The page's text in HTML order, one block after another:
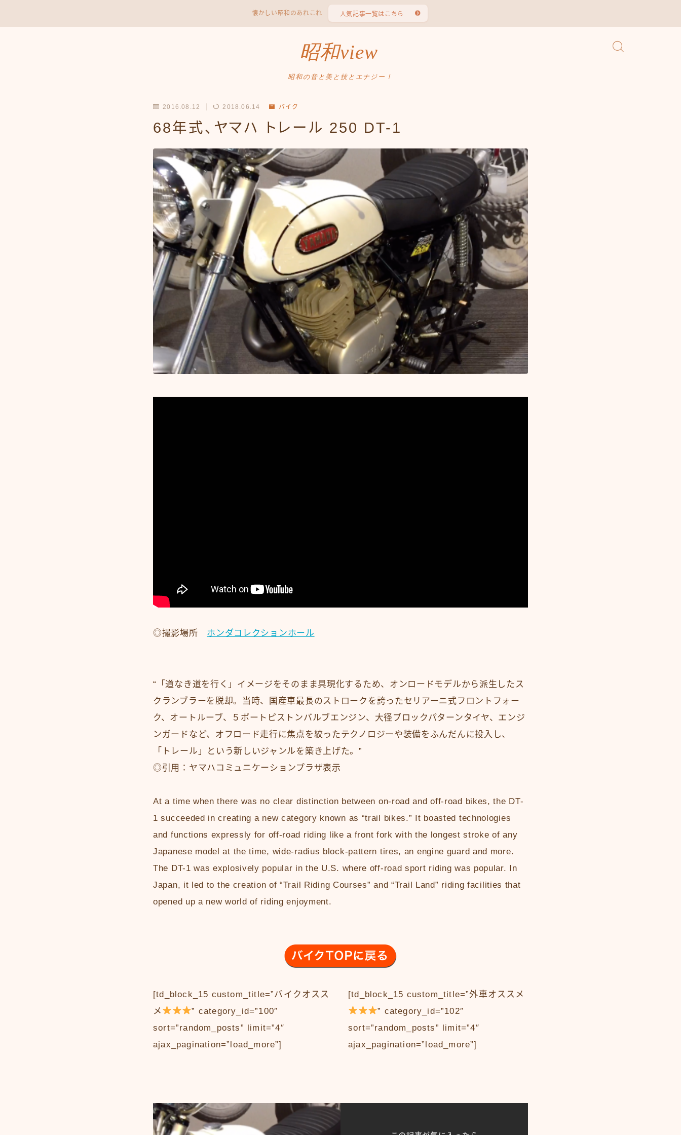
懐かしい昭和のあれこれ 人気記事一覧はこちら
昭和view
昭和の音と美と技とエナジー！
2016.08.12 2018.06.14 バイク
68年式、ヤマハ トレール 250 DT-1
◎撮影場所 ホンダコレクションホール
“「道なき道を行く」イメージをそのまま具現化するため、オンロードモデルから派生したス
クランブラーを脱却。当時、国産車最長のストロークを誇ったセリアーニ式フロントフォー
ク、オートルーブ、５ポートピストンバルブエンジン、大径ブロックパターンタイヤ、エンジ
ンガードなど、オフロード走行に焦点を絞ったテクノロジーや装備をふんだんに投入し、
「トレール」という新しいジャンルを築き上げた。”
◎引用：ヤマハコミュニケーションプラザ表示
At a time when there was no clear distinction between on-road and off-road bikes, the DT-
1 succeeded in creating a new category known as “trail bikes.” It boasted technologies
and functions expressly for off-road riding like a front fork with the longest stroke of any
Japanese model at the time, wide-radius block-pattern tires, an engine guard and more.
The DT-1 was explosively popular in the U.S. where off-road sport riding was popular. In
Japan, it led to the creation of “Trail Riding Courses” and “Trail Land” riding facilities that
opened up a new world of riding enjoyment.
[td_block_15 custom_title=”バイクオスス
メ
” category_id=”100″
sort=”random_posts” limit=”4″
ajax_pagination=”load_more”]
[td_block_15 custom_title=”外車オススメ
” category_id=”102″
sort=”random_posts” limit=”4″
ajax_pagination=”load_more”]